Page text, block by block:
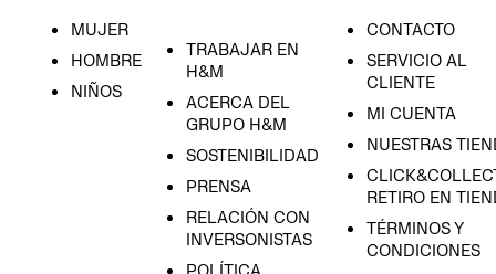
MUJER
HOMBRE
NIÑOS
TRABAJAR EN
H&M
ACERCA DEL
GRUPO H&M
SOSTENIBILIDAD
PRENSA
RELACIÓN CON
INVERSONISTAS
CONTACTO
SERVICIO AL
CLIENTE
MI CUENTA
NUESTRAS
RETIRO EN
TÉRMINOS Y
CONDICIONES